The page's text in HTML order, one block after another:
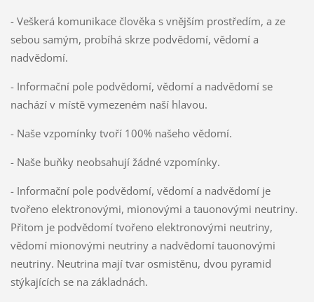
- Veškerá komunikace člověka s vnějším prostředím, a ze
sebou samým, probíhá skrze podvědomí, vědomí a
nadvědomí.
- Informační pole podvědomí, vědomí a nadvědomí se
nachází v místě vymezeném naší hlavou.
- Naše vzpomínky tvoří 100% našeho vědomí.
- Naše buňky neobsahují žádné vzpomínky.
- Informační pole podvědomí, vědomí a nadvědomí je
tvořeno elektronovými, mionovými a tauonovými neutriny.
Přitom je podvědomí tvořeno elektronovými neutriny,
vědomí mionovými neutriny a nadvědomí tauonovými
neutriny. Neutrina mají tvar osmistěnu, dvou pyramid
stýkajících se na základnách.